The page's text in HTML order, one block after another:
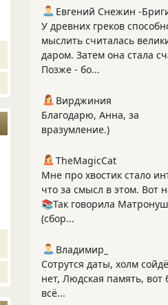
Евгений Снежин -
У древних греков
мыслить считалась
даром. Затем она стала
Позже - бо...
Вирджиния
Благодарю, Анна, за
вразумление.)
TheMagicCat
Мне про хвостик стало
что за смысл в этом. Вот
📚Так говорила
(сбор...
Владимир_
Сотрутся даты, холм
нет, Людская память, вот
всё...